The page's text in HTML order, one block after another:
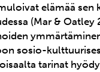
elämää sen
(Mar & Oatley
sosio-
tarinat